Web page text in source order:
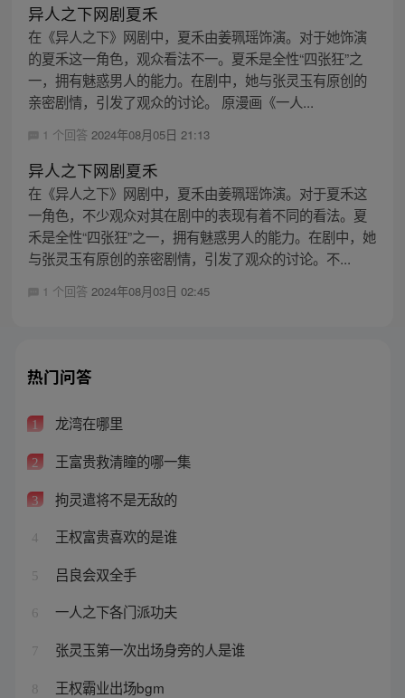
异人之下网剧夏禾
在《异人之下》网剧中，夏禾由姜珮瑶饰演。对于她饰演
的夏禾这一角色，观众看法不一。夏禾是全性“四张狂”之
一，拥有魅惑男人的能力。在剧中，她与张灵玉有原创的
亲密剧情，引发了观众的讨论。 原漫画《一人...
1 个回答 2024年08月05日 21:13
异人之下网剧夏禾
在《异人之下》网剧中，夏禾由姜珮瑶饰演。对于夏禾这
一角色，不少观众对其在剧中的表现有着不同的看法。夏
禾是全性“四张狂”之一，拥有魅惑男人的能力。在剧中，她
与张灵玉有原创的亲密剧情，引发了观众的讨论。不...
1 个回答 2024年08月03日 02:45
热门问答
1 龙湾在哪里
2 王富贵救清瞳的哪一集
3 拘灵遣将不是无敌的
4 王权富贵喜欢的是谁
5 吕良会双全手
6 一人之下各门派功夫
7 张灵玉第一次出场身旁的人是谁
8 王权霸业出场bgm